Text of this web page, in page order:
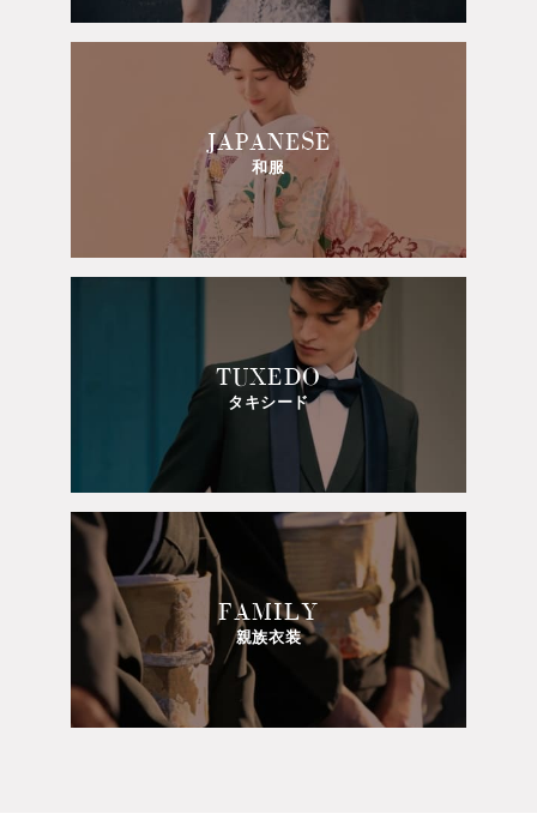
JAPANESE
和服
TUXEDO
タキシード
FAMILY
親族衣装